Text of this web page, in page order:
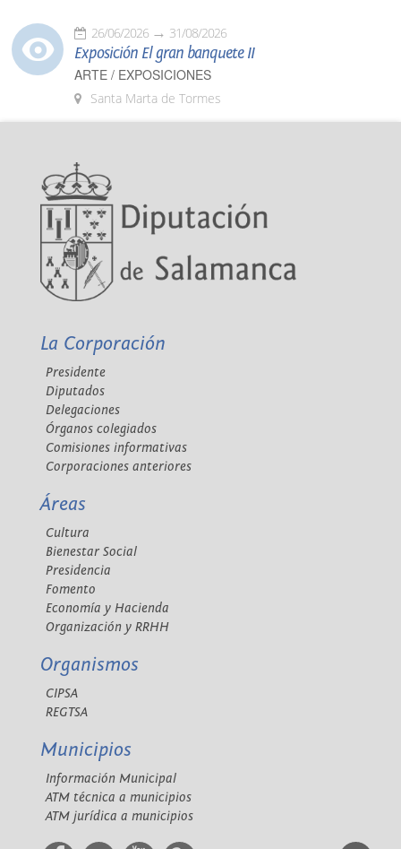
26/06/2026 31/08/2026
Exposición El gran banquete II
ARTE / EXPOSICIONES
Santa Marta de Tormes
La Corporación
Presidente
Diputados
Delegaciones
Órganos colegiados
Comisiones informativas
Corporaciones anteriores
Áreas
Cultura
Bienestar Social
Presidencia
Fomento
Economía y Hacienda
Organización y RRHH
Organismos
CIPSA
REGTSA
Municipios
Información Municipal
ATM técnica a municipios
ATM jurídica a municipios